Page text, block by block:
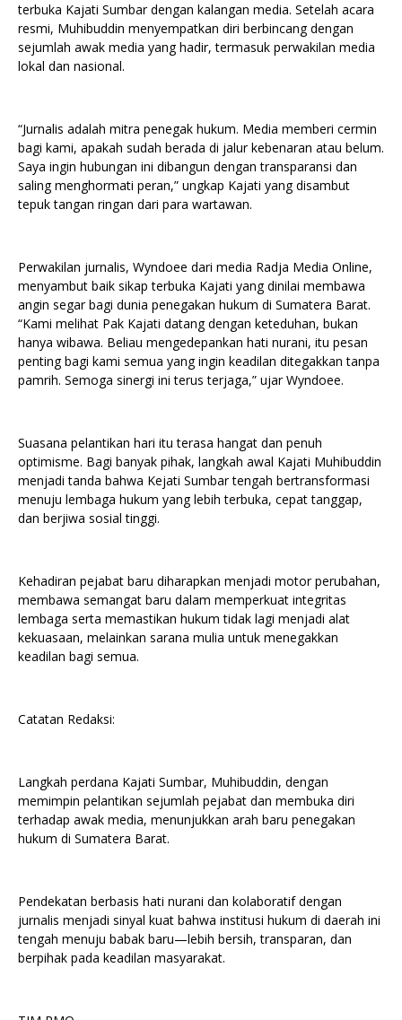
terbuka Kajati Sumbar dengan kalangan media. Setelah acara
resmi, Muhibuddin menyempatkan diri berbincang dengan
sejumlah awak media yang hadir, termasuk perwakilan media
lokal dan nasional.
“Jurnalis adalah mitra penegak hukum. Media memberi cermin
bagi kami, apakah sudah berada di jalur kebenaran atau belum.
Saya ingin hubungan ini dibangun dengan transparansi dan
saling menghormati peran,” ungkap Kajati yang disambut
tepuk tangan ringan dari para wartawan.
Perwakilan jurnalis, Wyndoee dari media Radja Media Online,
menyambut baik sikap terbuka Kajati yang dinilai membawa
angin segar bagi dunia penegakan hukum di Sumatera Barat.
“Kami melihat Pak Kajati datang dengan keteduhan, bukan
hanya wibawa. Beliau mengedepankan hati nurani, itu pesan
penting bagi kami semua yang ingin keadilan ditegakkan tanpa
pamrih. Semoga sinergi ini terus terjaga,” ujar Wyndoee.
Suasana pelantikan hari itu terasa hangat dan penuh
optimisme. Bagi banyak pihak, langkah awal Kajati Muhibuddin
menjadi tanda bahwa Kejati Sumbar tengah bertransformasi
menuju lembaga hukum yang lebih terbuka, cepat tanggap,
dan berjiwa sosial tinggi.
Kehadiran pejabat baru diharapkan menjadi motor perubahan,
membawa semangat baru dalam memperkuat integritas
lembaga serta memastikan hukum tidak lagi menjadi alat
kekuasaan, melainkan sarana mulia untuk menegakkan
keadilan bagi semua.
Catatan Redaksi:
Langkah perdana Kajati Sumbar, Muhibuddin, dengan
memimpin pelantikan sejumlah pejabat dan membuka diri
terhadap awak media, menunjukkan arah baru penegakan
hukum di Sumatera Barat.
Pendekatan berbasis hati nurani dan kolaboratif dengan
jurnalis menjadi sinyal kuat bahwa institusi hukum di daerah ini
tengah menuju babak baru—lebih bersih, transparan, dan
berpihak pada keadilan masyarakat.